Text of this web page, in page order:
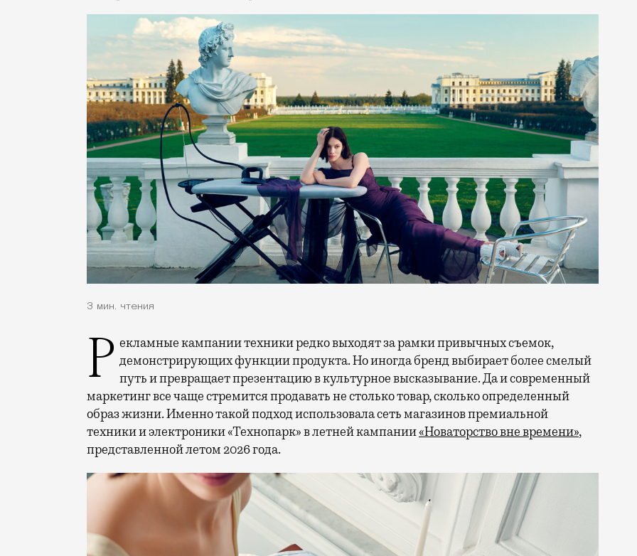
3 мин. чтения
Рекламные кампании техники редко выходят за рамки привычных съемок, демонстрирующих функции продукта. Но иногда бренд выбирает более смелый
путь и превращает презентацию в культурное высказывание. Да и современный
маркетинг все чаще стремится продавать не столько товар, сколько определенный
образ жизни. Именно такой подход использовала сеть магазинов премиальной
техники и электроники «Технопарк» в летней кампании«Новаторство вне времени»,
представленной летом 2026 года.